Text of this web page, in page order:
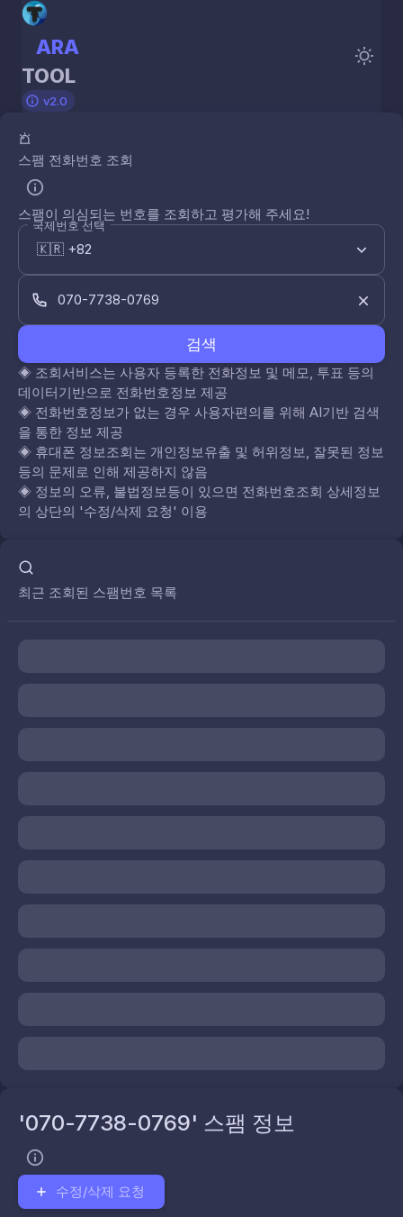
ARA
TOOL
v2.0
스팸 전화번호 조회
스팸이 의심되는 번호를 조회하고 평가해 주세요!
국제번호 선택
검색
◈ 조회서비스는 사용자 등록한 전화정보 및 메모, 투표 등의
데이터기반으로 전화번호정보 제공
◈ 전화번호정보가 없는 경우 사용자편의를 위해 AI기반 검색
을 통한 정보 제공
◈ 휴대폰 정보조회는 개인정보유출 및 허위정보, 잘못된 정보
등의 문제로 인해 제공하지 않음
◈ 정보의 오류, 불법정보등이 있으면 전화번호조회 상세정보
의 상단의 '수정/삭제 요청' 이용
최근 조회된 스팸번호 목록
'070-7738-0769' 스팸 정보
수정/삭제 요청